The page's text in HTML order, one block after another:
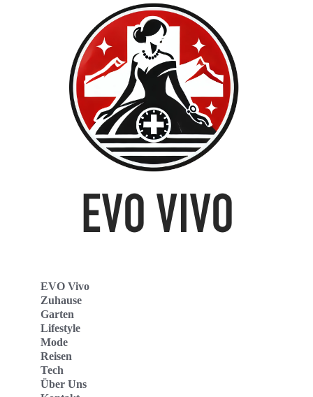
EVO Vivo
Zuhause
Garten
Lifestyle
Mode
Reisen
Tech
Über Uns